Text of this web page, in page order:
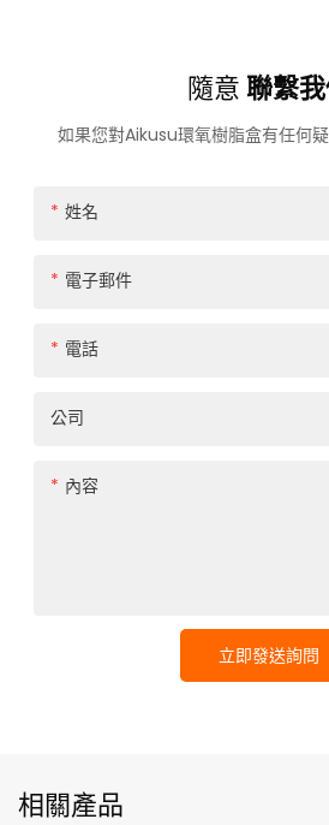
隨意聯繫
如果您對Aikusu環氧樹脂盒有任何
姓名
電子郵件
電話
公司
內容
立即發送詢問
相關產品